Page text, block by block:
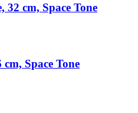
32 cm, Space Tone
Space Tone